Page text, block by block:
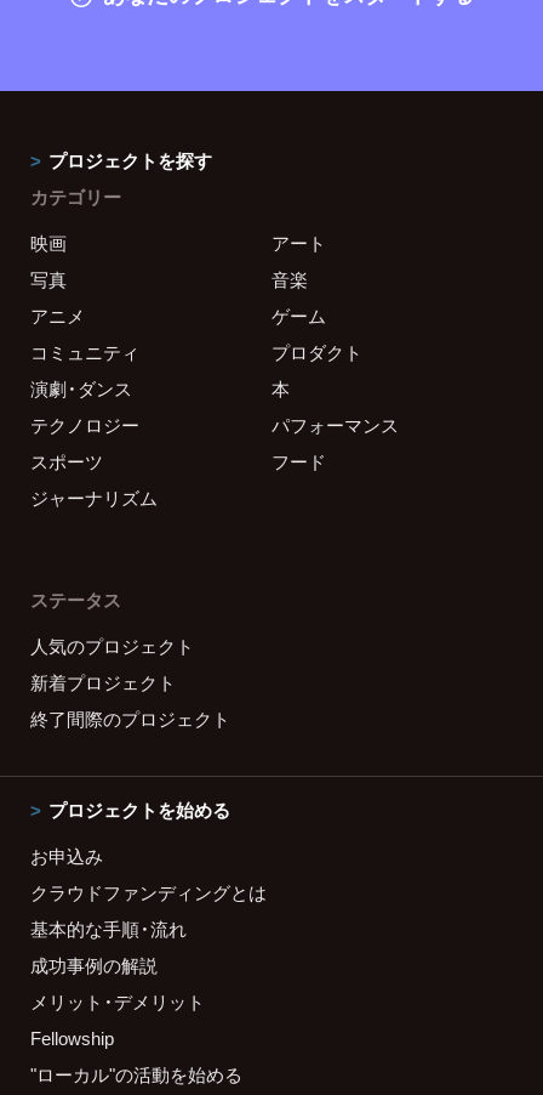
プロジェクトを探す
カテゴリー
映画
アート
写真
音楽
アニメ
ゲーム
コミュニティ
プロダクト
演劇・ダンス
本
テクノロジー
パフォーマンス
スポーツ
フード
ジャーナリズム
ステータス
人気のプロジェクト
新着プロジェクト
終了間際のプロジェクト
プロジェクトを始める
お申込み
クラウドファンディングとは
基本的な手順・流れ
成功事例の解説
メリット・デメリット
Fellowship
"ローカル"の活動を始める